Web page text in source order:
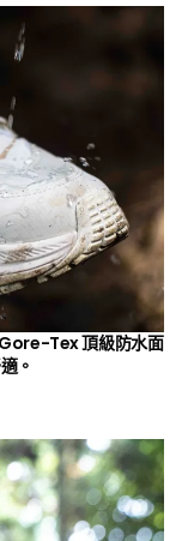
Gore-Tex頂級防水面
。